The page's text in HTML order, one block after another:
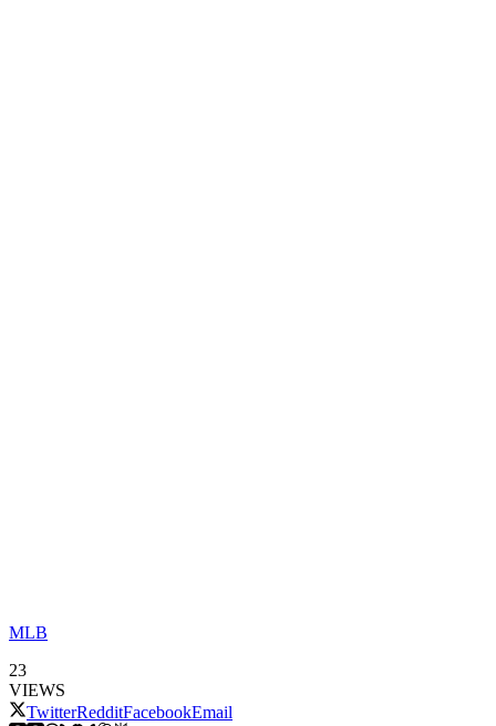
MLB
23
VIEWS
TwitterRedditFacebookEmail